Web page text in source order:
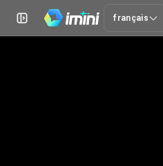
français